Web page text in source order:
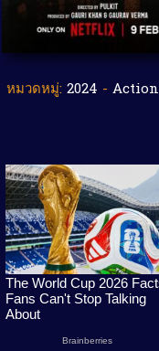
หมวดหมู่: 2024 - Action